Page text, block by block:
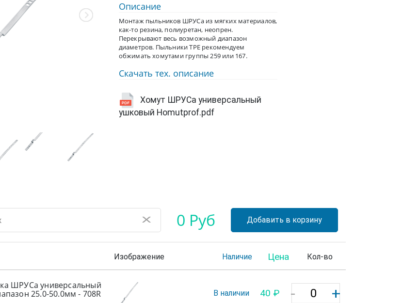
Описание
Монтаж пыльников ШРУСа из мягких материалов,
как-то резина, полиуретан, неопрен.
Перекрывают весь возможный диапазон
диаметров. Пыльники TPE рекомендуем
обжимать хомутами группы 259 или 167.
Скачать тех. описание
Хомут ШРУСа универсальный
ушковый Homutprof.pdf
X 0 Руб Добавить в корзину
Изображение Наличие Цена Кол-во
ШРУСа универсальный
25.0-50.0мм - 708R
В наличии 40 ₽ - +